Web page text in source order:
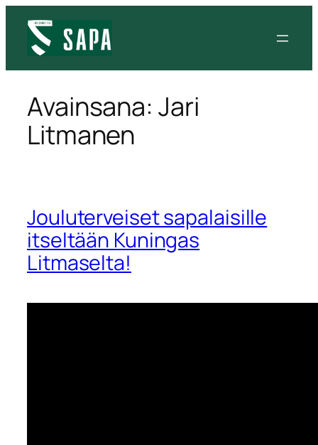
sisältöön
Avainsana: Jari
Litmanen
Jouluterveiset sapalaisille
itseltään Kuningas
Litmaselta!